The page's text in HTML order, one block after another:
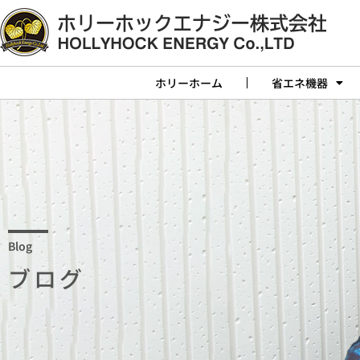
ホリーホーム 省エネ機器
Blog
ブログ